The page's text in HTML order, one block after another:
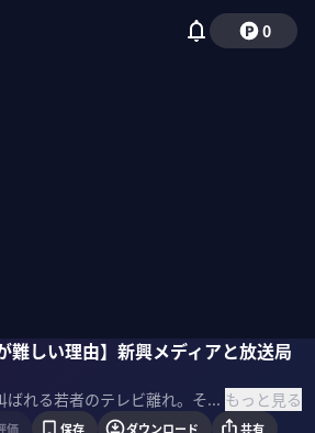
0
難しい理由】新興メディアと放送局
昨今叫ばれる若者のテレビ離れ。そこに起こったフジテレビ問題。本当にテレビはオワコンなのか？勢いを増すTVerの存在。在京キー局各社は売上高好調のわけとは。水野泰志氏と塩野誠氏に岐路に立つ放送業界を徹底分析した。 もっと見る
千紗
価 保存 ダウンロード 共有